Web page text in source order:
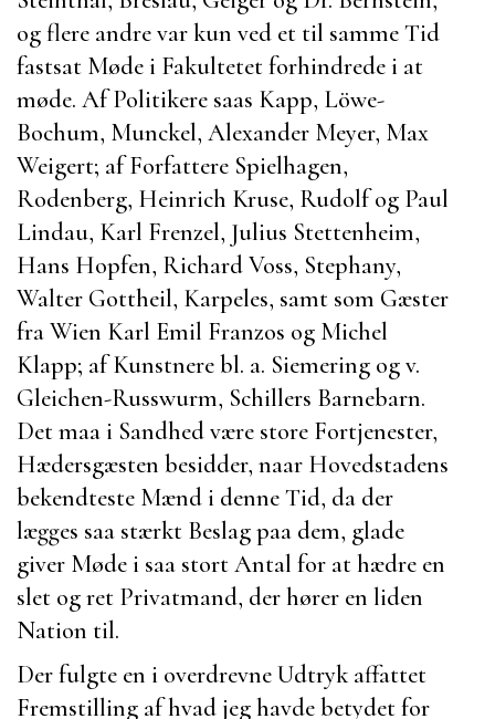
og flere andre var kun ved et til samme Tid
fastsat Møde i Fakultetet forhindrede i at
møde. Af Politikere saas Kapp, Löwe-
Bochum, Munckel, Alexander Meyer, Max
Weigert; af Forfattere Spielhagen,
Rodenberg, Heinrich Kruse, Rudolfog Paul
Lindau, Karl Frenzel, Julius Stettenheim,
Hans Hopfen, Richard Voss, Stephany,
Walter Gottheil, Karpeles, samt som Gæster
fra Wien Karl Emil Franzos og Michel
Klapp; af Kunstnere bl. a. Siemering ogv.
Gleichen-Russwurm, Schillers Barnebarn.
Det maa i Sandhed være store Fortjenester,
Hædersgæsten besidder, naar Hovedstadens
bekendteste Mænd i denne Tid, da der
lægges saa stærkt Beslag paa dem, glade
giver Møde i saa stort Antal for at hædre en
slet og ret Privatmand, der hører en liden
Nation til.
Der fulgte en i overdrevne Udtryk affattet
Fremstilling af hvad jeg havde betydet for